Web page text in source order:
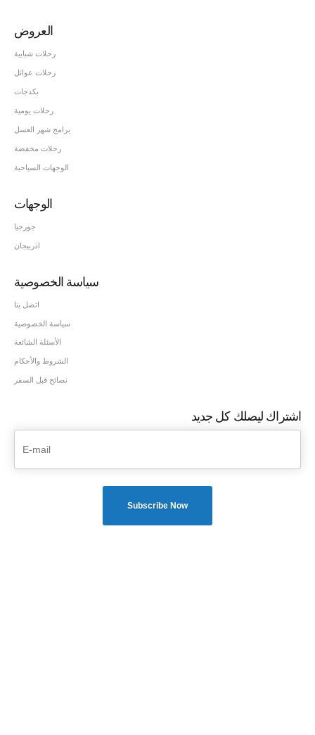
العروض
رحلات شبابية
رحلات عوائل
بكدجات
رحلات يومية
برامج شهر العسل
رحلات مخفضة
الوجهات السياحية
الوجهات
جورجيا
اذربيجان
سياسة الخصوصية
اتصل بنا
سياسة الخصوصية
الأسئلة الشائعة
الشروط والأحكام
نصائح قبل السفر
اشتراك ليصلك كل جديد